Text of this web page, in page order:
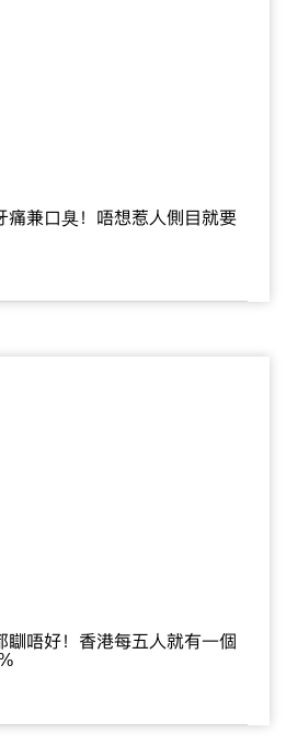
痛兼口臭！唔想惹人側目就要
瞓唔好！香港每五人就有一個